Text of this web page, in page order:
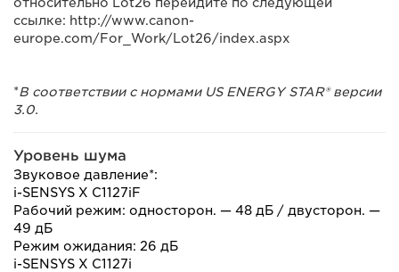
ссылке: http://www.canon-
europe.com/For_Work/Lot26/index.aspx
*В соответствии с нормами US ENERGY STAR® версии
3.0.
Уровень шума
Звуковое давление*:
i-SENSYS X C1127iF
Рабочий режим: односторон. — 48 дБ / двусторон. —
49 дБ
Режим ожидания: 26 дБ
i-SENSYS X C1127i